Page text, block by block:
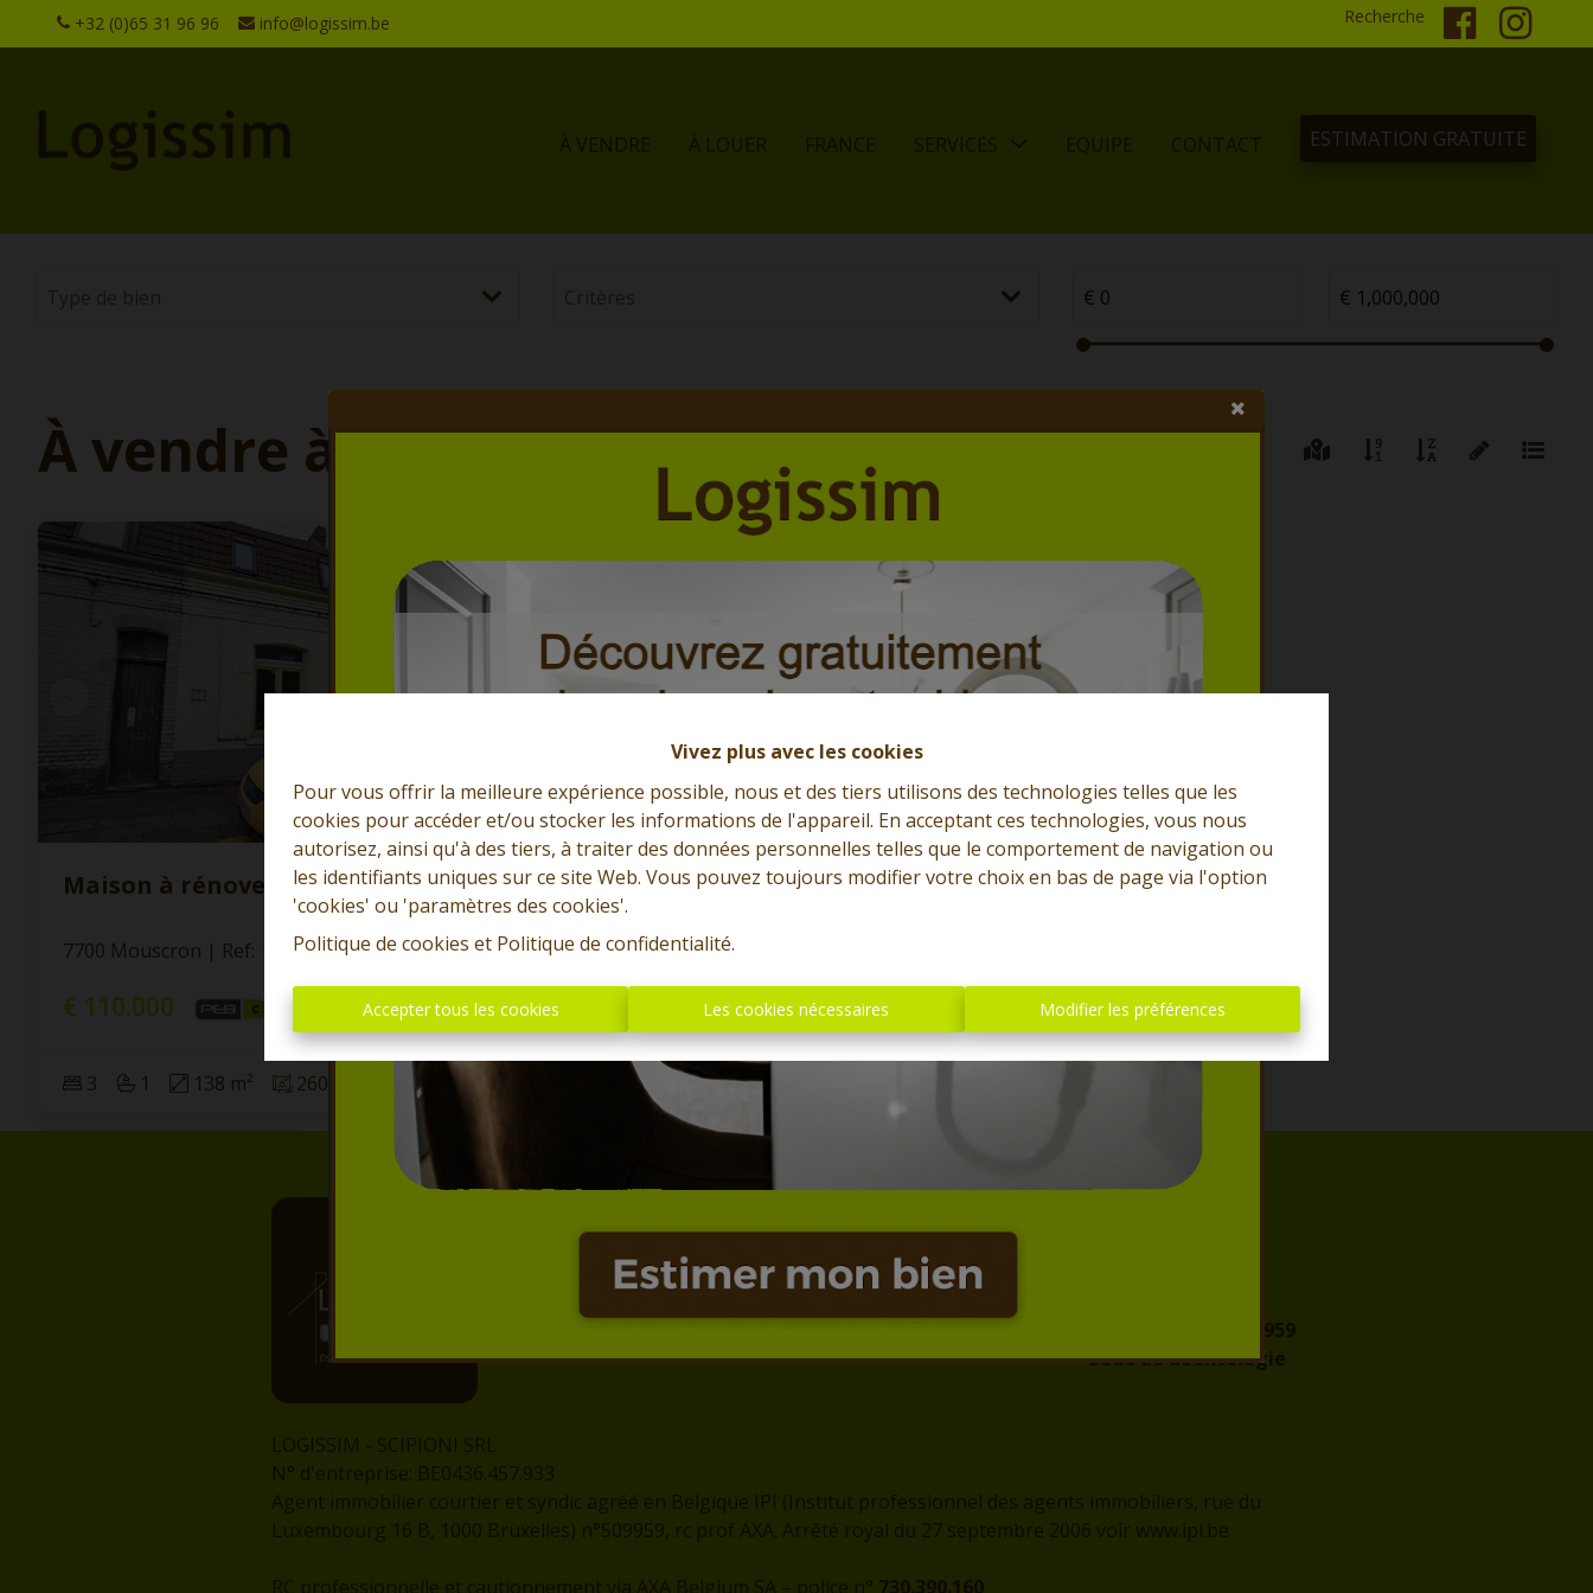
Vivez plus avec les cookies
Pour vous offrir la meilleure expérience possible, nous et des tiers utilisons des technologies telles que les
cookies pour accéder et/ou stocker les informations de l'appareil. En acceptant ces technologies, vous nous
autorisez, ainsi qu'à des tiers, à traiter des données personnelles telles que le comportement de navigation ou
les identifiants uniques sur ce site Web. Vous pouvez toujours modifier votre choix en bas de page via l'option
'cookies' ou 'paramètres des cookies'.
Politique de cookies et Politique de confidentialité.
Accepter tous les cookies Les cookies nécessaires Modifier les préférences
+32 (0)65 31 96 96 info@logissim.be Recherche
À VENDRE À LOUER FRANCE SERVICES EQUIPE CONTACT ESTIMATION GRATUITE
À vendre à Mouscron
Maison à rénover + jardin
7700 Mouscron | Ref: 12870
€ 110.000
3 1 138 m² 260 m²
Adresse
rue de l'Eglise, 1
Contact
info@logissim.be
509.959
Code de déontologie
LOGISSIM - SCIPIONI SRL
N° d'entreprise: BE0436.457.933
Agent immobilier courtier et syndic agréé en Belgique IPI (Institut professionnel des agents immobiliers, rue du
Luxembourg 16 B, 1000 Bruxelles) n°509959, rc prof AXA. Arrêté royal du 27 septembre 2006 voir www.ipi.be
RC professionnelle et cautionnement via AXA Belgium SA – police n° 730.390.160